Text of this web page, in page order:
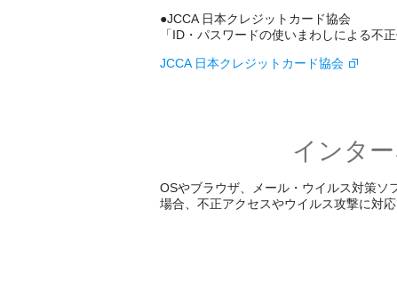
●JCCA 日本クレジットカード協会
「ID・パスワードの使いまわしによる不
JCCA 日本クレジットカード協会
インタ
OSやブラウザ、メール・ウイルス対策ソ
場合、不正アクセスやウイルス攻撃に対